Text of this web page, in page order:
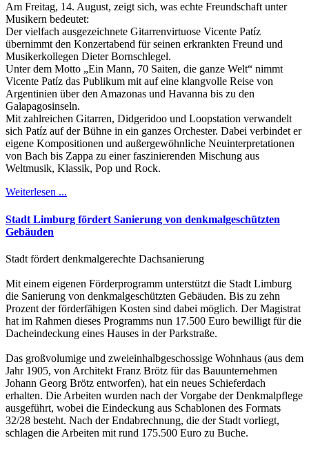
Am Freitag, 14. August, zeigt sich, was echte Freundschaft unter
Musikern bedeutet:
Der vielfach ausgezeichnete Gitarrenvirtuose Vicente Patíz
übernimmt den Konzertabend für seinen erkrankten Freund und
Musikerkollegen Dieter Bornschlegel.
Unter dem Motto „Ein Mann, 70 Saiten, die ganze Welt“ nimmt
Vicente Patíz das Publikum mit auf eine klangvolle Reise von
Argentinien über den Amazonas und Havanna bis zu den
Galapagosinseln.
Mit zahlreichen Gitarren, Didgeridoo und Loopstation verwandelt
sich Patíz auf der Bühne in ein ganzes Orchester. Dabei verbindet er
eigene Kompositionen und außergewöhnliche Neuinterpretationen
von Bach bis Zappa zu einer faszinierenden Mischung aus
Weltmusik, Klassik, Pop und Rock.
Weiterlesen ...
Stadt Limburg fördert Sanierung von denkmalgeschützten
Gebäuden
Stadt fördert denkmalgerechte Dachsanierung
Mit einem eigenen Förderprogramm unterstützt die Stadt Limburg
die Sanierung von denkmalgeschützten Gebäuden. Bis zu zehn
Prozent der förderfähigen Kosten sind dabei möglich. Der Magistrat
hat im Rahmen dieses Programms nun 17.500 Euro bewilligt für die
Dacheindeckung eines Hauses in der Parkstraße.
Das großvolumige und zweieinhalbgeschossige Wohnhaus (aus dem
Jahr 1905, von Architekt Franz Brötz für das Bauunternehmen
Johann Georg Brötz entworfen), hat ein neues Schieferdach
erhalten. Die Arbeiten wurden nach der Vorgabe der Denkmalpflege
ausgeführt, wobei die Eindeckung aus Schablonen des Formats
32/28 besteht. Nach der Endabrechnung, die der Stadt vorliegt,
schlagen die Arbeiten mit rund 175.500 Euro zu Buche.